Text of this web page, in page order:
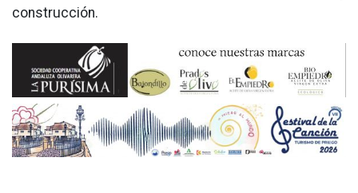
construcción.